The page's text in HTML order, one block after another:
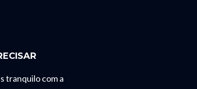
tranquilo com a